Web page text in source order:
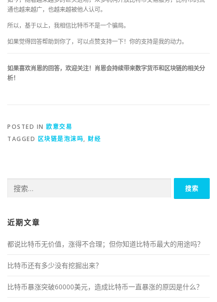
通也越来越广，也越来越被他人认可。
所以，基于以上，我相信比特币不是一个骗局。
如果觉得回答帮助到你了，可以点赞支持一下！你的支持是我的动力。
如果喜欢肖恩的回答，欢迎关注！肖恩会持续带来数字货币和区块链的相关分
析！
POSTED IN 欧意交易
TAGGED 区块链是泡沫吗, 财经
索：
近期文章
都说比特币无价值，涨得不合理；但你知道比特币最大的用途吗？
比特币还有多少没有挖掘出来？
比特币暴涨突破60000美元，造成比特币一直暴涨的原因是什么？